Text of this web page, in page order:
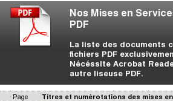
Nos Mises en
PDF
La liste des documents
fichiers PDF
Nécéssite Acrobat
autre liseuse PDF.
Page Titres et numérotations des mises